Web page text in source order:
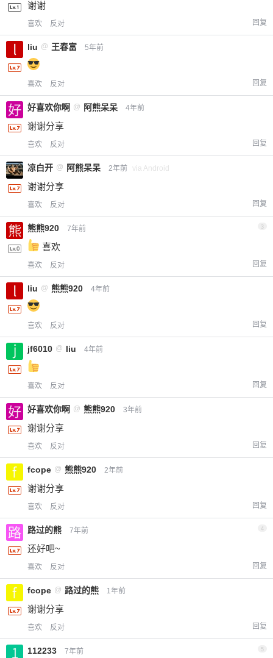
谢谢
喜欢 反对 回复
liu @ 王春富 5年前
喜欢 反对 回复
好喜欢你啊 @ 阿熊呆呆 4年前
谢谢分享
喜欢 反对 回复
凉白开 @ 阿熊呆呆 2年前 via Android
谢谢分享
喜欢 反对 回复
熊熊920 7年前 3
喜欢
喜欢 反对 回复
liu @ 熊熊920 4年前
喜欢 反对 回复
jf6010 @ liu 4年前
喜欢 反对 回复
好喜欢你啊 @ 熊熊920 3年前
谢谢分享
喜欢 反对 回复
fcope @ 熊熊920 2年前
谢谢分享
喜欢 反对 回复
路过的熊 7年前 4
还好吧~
喜欢 反对 回复
fcope @ 路过的熊 1年前
谢谢分享
喜欢 反对 回复
112233 7年前 5